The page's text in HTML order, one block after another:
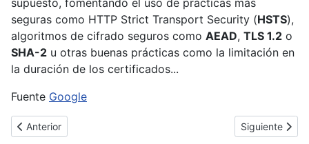
supuesto, fomentando el uso de prácticas más
seguras como HTTP Strict Transport Security (HSTS),
algoritmos de cifrado seguros como AEAD, TLS 1.2 o
SHA-2 u otras buenas prácticas como la limitación en
la duración de los certificados...
Fuente Google
Artículo anterior: [Cybertruco]Aumentando la privacidad de los
Anterior Artículo
Siguiente